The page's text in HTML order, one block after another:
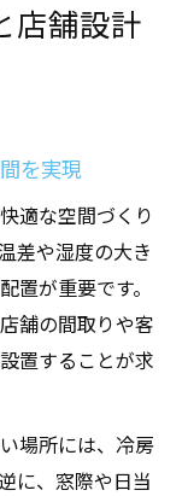
店舗設計
を実現
適な空間づくり
差や湿度の大き
置が重要です。
舗の間取りや客
置することが求
場所には、冷房
に、窓際や日当